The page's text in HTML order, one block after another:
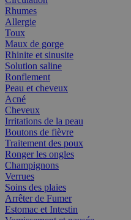
Rhumes
Allergie
Toux
Maux de gorge
Rhinite et sinusite
Solution saline
Ronflement
Peau et cheveux
Acné
Cheveux
Irritations de la peau
Boutons de fièvre
Traitement des poux
Ronger les ongles
Champignons
Verrues
Soins des plaies
Arrêter de Fumer
Estomac et Intestin